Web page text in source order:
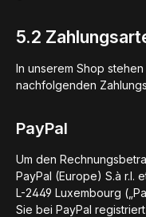
5.2
In unserem Shop
nachfolgenden
PayPal
Um den
PayPal (Europe) S.à r.l.
L-2449 Luxembourg
Sie bei PayPal